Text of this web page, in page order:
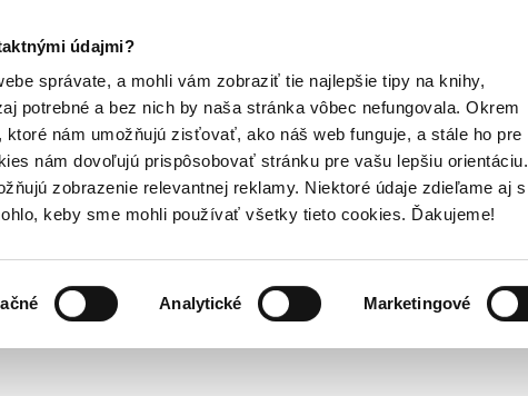
údajmi?
správate, a mohli vám zobraziť tie najlepšie tipy na knihy,
potrebné a bez nich by naša stránka vôbec nefungovala. Okrem
nám umožňujú zisťovať, ako náš web funguje, a stále ho pre
nám dovoľujú prispôsobovať stránku pre vašu lepšiu orientáciu.
zobrazenie relevantnej reklamy. Niektoré údaje zdieľame aj s
keby sme mohli používať všetky tieto cookies. Ďakujeme!
Analytické Marketingové